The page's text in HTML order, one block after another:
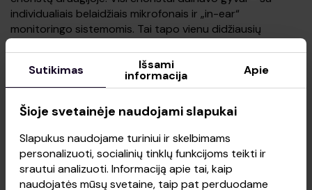
individualiais belaidžiais mikrofonais ir „in-ear“
monitoringo sistemomis. Tai tapo vienu didžiausių
„Mums buvo siūloma daugybė kompromisų, tačiau
pasirinkome eiti sudėtingiausiu keliu: daugiau nei 40 gyvai
dainuojančių žmonių scenoje, didžiuliame ekrane vaizdą
transliavusi Lietuvoje dar nenaudota robotizuota scenos
kamera, po kojomis – tikras smėlis. Visa tai padėjo sukurti
įsimintiną vakarą“, – teigiama „Kamanių šilelio“ pranešime.
Scenoje taip pat pasirodė šokėjai Lukas Lipnickas ir
Sutikimas Išsami
informacija Apie
Šioje svetainėje naudojami slapukai
Slapukus naudojame turiniui ir skelbimams
personalizuoti, socialinių tinklų funkcijoms teikti ir
srautui analizuoti. Informaciją apie tai, kaip
naudojatės mūsų svetaine, taip pat perduodame